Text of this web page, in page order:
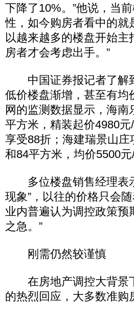
下降了10%。”他说，当
性，如今购房者看中的
以越来越多的楼盘开始主
房者才会考虑出手。”
中国证券报记者了解到
低价楼盘渐增，甚至有均
网的监测数据显示，海
平方米，精装起价4980
享受88折；海建瑞景山
和84平方米，均价5500
多位楼盘销售经理表
现象”，以往的价格只会
业内普遍认为调控政策
之急。”
刚需仍然较谨慎
在房地产调控大背景
的热烈回应，大多数准